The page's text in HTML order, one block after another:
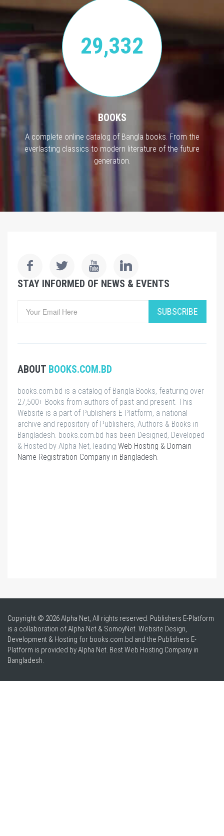
29,332
BOOKS
A complete online catalog of Bangla books. From the
everlasting classics to modern literature of the future
generation.
STAY INFORMED OF NEWS & EVENTS
SUBSCRIBE
ABOUT BOOKS.COM.BD
books.com.bd is a catalog of Bangla Books, featuring over
27,500+ Books from authors of past and present. This
Website is a part of Publishers E-Platform, a national
archive and repository of Publishers, Authors & Books in
Bangladesh. books.com.bd has been Designed, Developed
& Hosted by Alpha Net, leading Web Hosting & Domain
Name Registration Company in Bangladesh
Copyright © 2026 Alpha Net, All rights reserved. Publishers E-Platform
is a collaboration of Alpha Net & SomoyNet. Website Design,
Development & Hosting for books.com.bd and the Publishers E-
Platform is provided by Alpha Net. BestWeb Hosting Company in
Bangladesh.